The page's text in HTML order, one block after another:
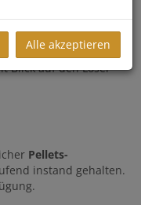
:
Blick auf den Loser
Pellets-
instand gehalten.
Alle akzeptieren